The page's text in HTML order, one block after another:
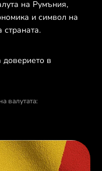
на Румъния,
и символ на
доверието в
валутата: